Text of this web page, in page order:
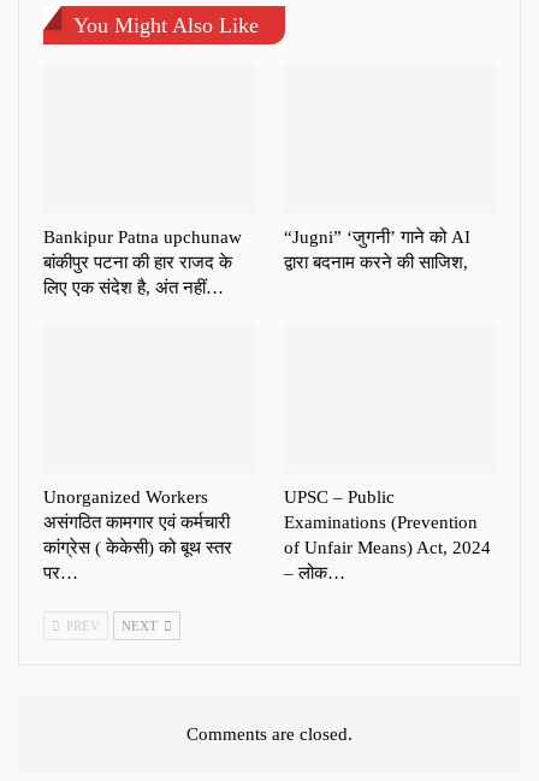
You Might Also Like
Bankipur Patna upchunaw
बांकीपुर पटना की हार राजद के
लिए एक संदेश है, अंत नहीं…
“Jugni” ‘जुगनी’ गाने को AI
द्वारा बदनाम करने की साजिश,
Unorganized Workers
असंगठित कामगार एवं कर्मचारी
कांग्रेस ( केकेसी) को बूथ स्तर
पर…
UPSC – Public
Examinations (Prevention
of Unfair Means) Act, 2024
– लोक…
PREV NEXT
Comments are closed.